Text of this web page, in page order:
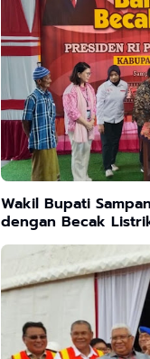
Wakil Bupati
dengan Becak